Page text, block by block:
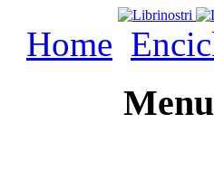
Home